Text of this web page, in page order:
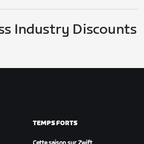
Industry Discounts
TEMPS FORTS